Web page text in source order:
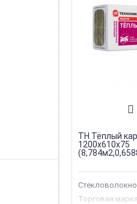
ТН Тёплый
1200х610х75
Стекловолокно
Торговая марка